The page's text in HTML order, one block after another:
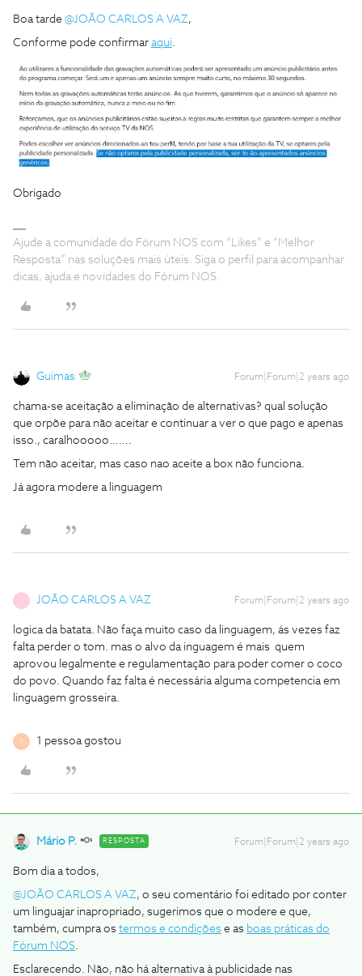
Boa tarde @JOÃO CARLOS A VAZ,
Conforme pode confirmar aqui.
Obrigado
Ajude a comunidade do Fórum NOS com “Likes” e “Melhor
Resposta” nas soluções mais úteis. Siga o perfil para acompanhar
dicas, ajuda e novidades do Fórum NOS.
Guimas Forum|Forum|2 years ago
chama-se aceitação a eliminação de alternativas? qual solução
que orpõe para não aceitar e continuar a ver o que pago e apenas
isso., caralhooooo…….
Tem não aceitar, mas caso nao aceite a box não funciona.
Já agora modere a linguagem
J JOÃO CARLOS A VAZ Forum|Forum|2 years ago
logica da batata. Não faça muito caso da linguagem, ás vezes faz
falta perder o tom. mas o alvo da inguagem é mais quem
aprovou legalmente e regulamentação para poder comer o coco
do povo. Quando faz falta é necessária alguma competencia em
linguagem grosseira.
R 1 pessoa gostou
Mário P. RESPOSTA Forum|Forum|2 years ago
Bom dia a todos,
@JOÃO CARLOS A VAZ, o seu comentário foi editado por conter
um linguajar inapropriado, sugerimos que o modere e que,
também, cumpra os termos e condições e as boas práticas do
Fórum NOS.
Esclarecendo. Não, não há alternativa à publicidade nas